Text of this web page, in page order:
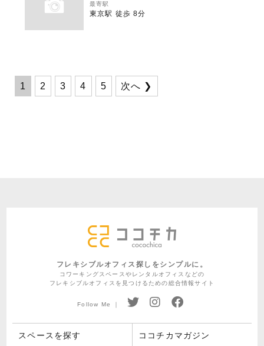
最寄駅
東京駅 徒歩 8分
1 2 3 4 5 次へ ❯
フレキシブルオフィス探しをシンプルに。
コワーキングスペースやレンタルオフィスなどの
フレキシブルオフィスを見つけるための総合情報サイト
Follow Me ｜
スペースを探す ココチカマガジン